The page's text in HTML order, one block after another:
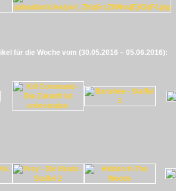
für die Woche vom (30.05.2016 – 05.06.2016):